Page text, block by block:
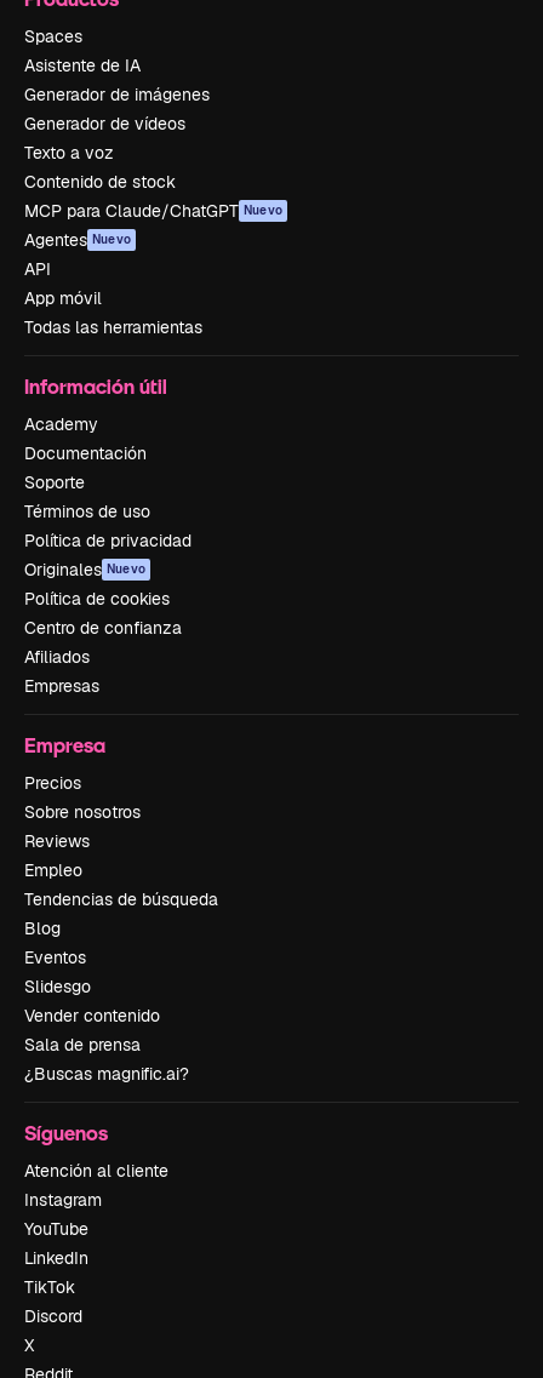
Spaces
Asistente de IA
Generador de imágenes
Generador de vídeos
Texto a voz
Contenido de stock
MCP para Claude/ChatGPT Nuevo
Agentes Nuevo
API
App móvil
Todas las herramientas
Información útil
Academy
Documentación
Soporte
Términos de uso
Política de privacidad
Originales Nuevo
Política de cookies
Centro de confianza
Afiliados
Empresas
Empresa
Precios
Sobre nosotros
Reviews
Empleo
Tendencias de búsqueda
Blog
Eventos
Slidesgo
Vender contenido
Sala de prensa
¿Buscas magnific.ai?
Síguenos
Atención al cliente
Instagram
YouTube
LinkedIn
TikTok
Discord
X